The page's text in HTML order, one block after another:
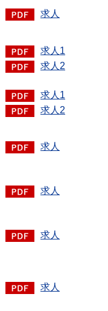
求人
求人1
求人2
求人1
求人2
求人
求人
求人
求人